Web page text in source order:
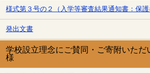
様式第３号の２（入学等審査結果通知書：保護
発出文書
学校設立理念にご賛同・ご寄附いただ
様